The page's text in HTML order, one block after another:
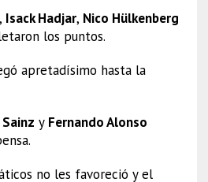
Isack Hadjar, Nico Hülkenberg
los puntos.
apretadísimo hasta la
y Fernando Alonso
no les favoreció y el